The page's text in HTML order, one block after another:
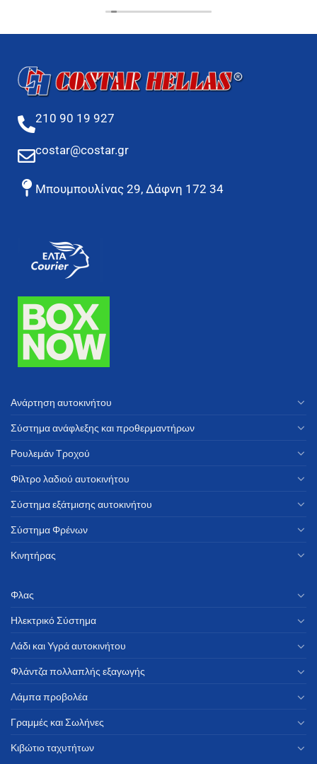
210 90 19 927
costar@costar.gr
Μπουμπουλίνας 29, Δάφνη 172 34
Ανάρτηση αυτοκινήτου
Σύστημα ανάφλεξης και προθερμαντήρων
Ρουλεμάν Τροχού
Φίλτρο λαδιού αυτοκινήτου
Σύστημα εξάτμισης αυτοκινήτου
Σύστημα Φρένων
Κινητήρας
Φλας
Ηλεκτρικό Σύστημα
Λάδι και Υγρά αυτοκινήτου
Φλάντζα πολλαπλής εξαγωγής
Λάμπα προβολέα
Γραμμές και Σωλήνες
Κιβώτιο ταχυτήτων